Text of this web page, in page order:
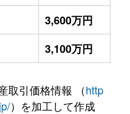
3,600万円
3,100万円
取引価格情報 （http
）を加工して作成